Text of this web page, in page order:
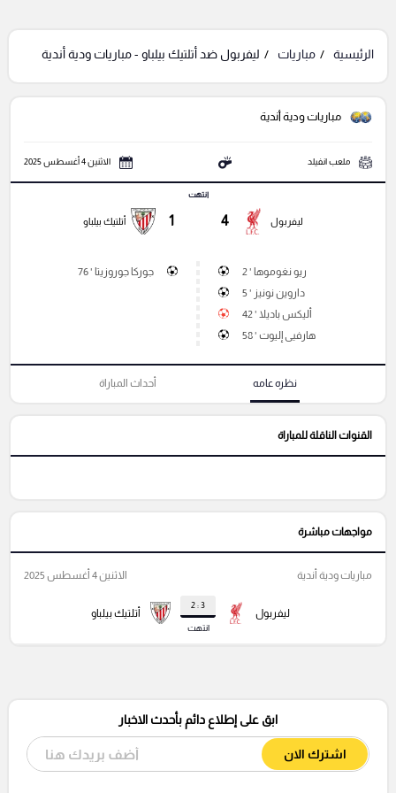
الرئيسية مباريات ليفربول ضد أتلتيك بيلباو - مباريات ودية أندية
مباريات ودية أندية
ملعب انفيلد الاثنين 4 أغسطس 2025
ليفربول 4
انتهت
1 أتلتيك بيلباو
ريو نغوموها ' 2
داروين نونيز ' 5
أليكس باديلا ' 42
هارفيى إليوت ' 58
جوركا جوروزيتا ' 76
نظره عامه أحداث المباراة
القنوات الناقلة للمباراة
مواجهات مباشرة
ليفربول
3 : 2
انتهت
أتلتيك بيلباو
مباريات ودية أندية الاثنين 4 أغسطس 2025
ابق على إطلاع دائم بأحدث الاخبار
اشترك الان